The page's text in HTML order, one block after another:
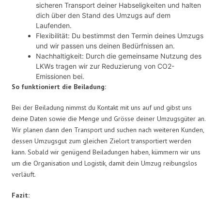
sicheren Transport deiner Habseligkeiten und halten
dich über den Stand des Umzugs auf dem
Laufenden.
Flexibilität: Du bestimmst den Termin deines Umzugs
und wir passen uns deinen Bedürfnissen an.
Nachhaltigkeit: Durch die gemeinsame Nutzung des
LKWs tragen wir zur Reduzierung von CO2-
Emissionen bei.
So funktioniert die Beiladung:
Bei der Beiladung nimmst du Kontakt mit uns auf und gibst uns
deine Daten sowie die Menge und Grösse deiner Umzugsgüter an.
Wir planen dann den Transport und suchen nach weiteren Kunden,
dessen Umzugsgut zum gleichen Zielort transportiert werden
kann. Sobald wir genügend Beiladungen haben, kümmern wir uns
um die Organisation und Logistik, damit dein Umzug reibungslos
verläuft.
Fazit: